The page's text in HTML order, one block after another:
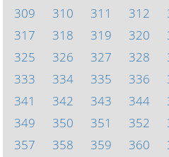
309
310 311 312
317
318 319 320
325
326 327 328
333
334 335 336
341
342 343 344
349
350 351 352
357
358 359 360